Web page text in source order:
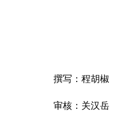
撰写：程胡椒
审核：关汉岳